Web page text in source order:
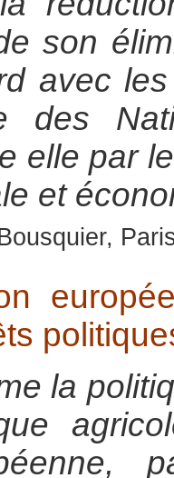
son
avec
des
elle par
et
la